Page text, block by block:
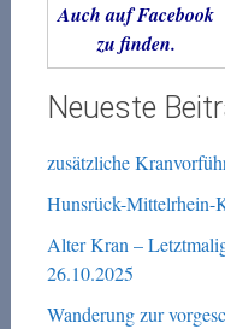
Auch auf Facebook
zu finden.
Neueste
zusätzliche
Hunsrück-Mittelrhein-
Alter Kran –
26.10.2025
Wanderung zur